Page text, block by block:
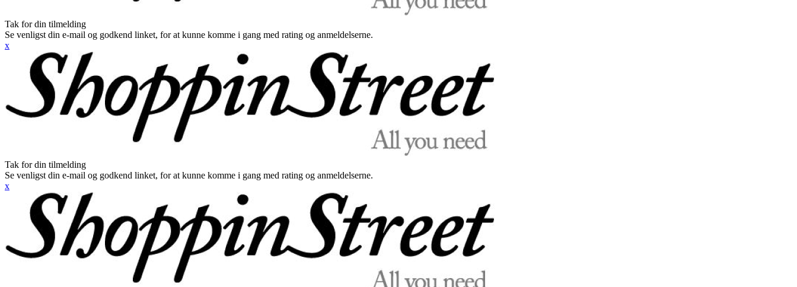
Tak for din tilmelding
Se venligst din e-mail og godkend linket, for at kunne komme i gang med rating og anmeldelserne.
x
Tak for din tilmelding
Se venligst din e-mail og godkend linket, for at kunne komme i gang med rating og anmeldelserne.
x